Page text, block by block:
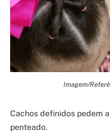
Imagem/
Cachos definidos pedem
penteado.